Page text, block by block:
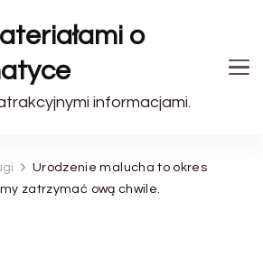
o
informacjami.
Urodzenie malucha to okres
zatrzymać ową chwile.